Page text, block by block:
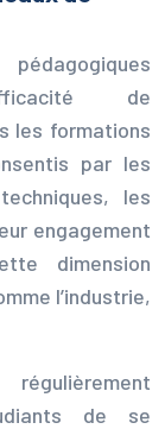
de
les formations
par les
les
engagement
dimension
l’industrie,
de se